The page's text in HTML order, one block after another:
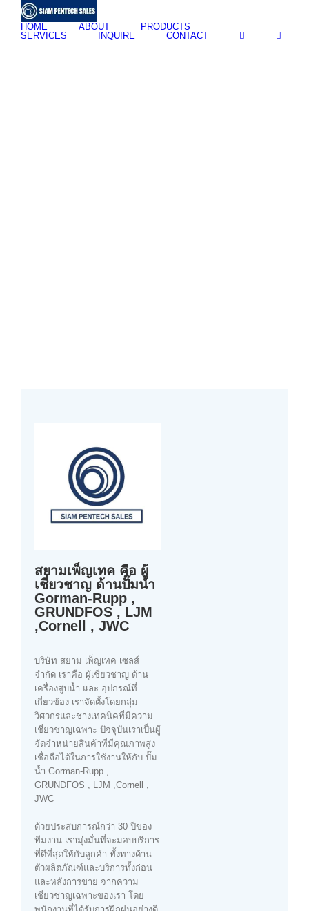
content
HOME ABOUT
PRODUCTS
SERVICES
INQUIRE CONTACT
สยามเพ็ญเทค คือ ผู้
เชี่ยวชาญ ด้านปั๊มน้ำ
Gorman-Rupp ,
GRUNDFOS , LJM
,Cornell , JWC
บริษัท สยาม เพ็ญเทค เซลส์
จำกัด เราคือ ผู้เชี่ยวชาญ ด้าน
เครื่องสูบน้ำ และ อุปกรณ์ที่
เกี่ยวข้อง เราจัดตั้งโดยกลุ่ม
วิศวกรและช่างเทคนิคที่มีความ
เชี่ยวชาญเฉพาะ ปัจจุบันเราเป็นผู้
จัดจำหน่ายสินค้าที่มีคุณภาพสูง
เชื่อถือได้ในการใช้งานให้กับ ปั๊ม
น้ำ Gorman-Rupp ,
GRUNDFOS , LJM ,Cornell ,
JWC
ด้วยประสบการณ์กว่า 30 ปีของ
ทีมงาน เรามุ่งมั่นที่จะมอบบริการ
ที่ดีที่สุดให้กับลูกค้า ทั้งทางด้าน
ตัวผลิตภัณฑ์และบริการทั้งก่อน
และหลังการขาย จากความ
เชี่ยวชาญเฉพาะของเรา โดย